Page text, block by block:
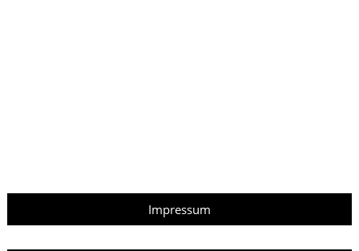
Impressum